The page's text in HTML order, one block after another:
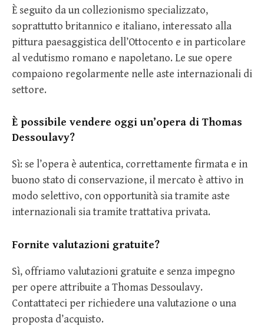
È seguito da un collezionismo specializzato,
soprattutto britannico e italiano, interessato alla
pittura paesaggistica dell’Ottocento e in particolare
al vedutismo romano e napoletano. Le sue opere
compaiono regolarmente nelle aste internazionali di
settore.
È possibile vendere oggi un’opera di Thomas
Dessoulavy?
Sì: se l’opera è autentica, correttamente firmata e in
buono stato di conservazione, il mercato è attivo in
modo selettivo, con opportunità sia tramite aste
internazionali sia tramite trattativa privata.
Fornite valutazioni gratuite?
Sì, offriamo valutazioni gratuite e senza impegno
per opere attribuite a Thomas Dessoulavy.
Contattateci per richiedere una valutazione o una
proposta d’acquisto.